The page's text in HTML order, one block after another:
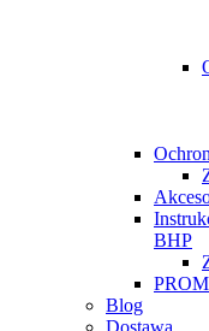
BHP
Blog
Dostawa